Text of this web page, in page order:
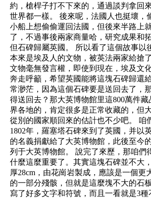
約，槍桿子打不下來的，通過談判拿回
世界都一樣。 後來呢，法國人也挺壞，
小船上想偷偷運回法國，但後來半路上
了，不過事後兩家商量哈，研究成果和
但石碑歸屬英國。 所以看了這個故事以
本來是埃及人的文物，被英法兩家給搶
文物毫無發言權，即使到現在，埃及文
奔走呼籲，希望英國能將這塊石碑歸還
常渺茫，因為這個石碑要是送回去了，
得送回去？那大英博物館里這800萬件
界各地的，肯定很多是正常收藏的，但
從別的國家順回來的估計也不少吧。 咱
1802年，羅塞塔石碑來到了英國，并以
的名義捐獻給了大英博物館，此後至今
列于大英博物館。 說完了來歷，那咱們
什麼這麼重要了。其實這塊石碑並不大
厚28cm，由花崗岩製成，應該是一個更
的一部分殘骸，但就是這麼塊不大的石
寫了好多文字和符號，而且一看就是3種